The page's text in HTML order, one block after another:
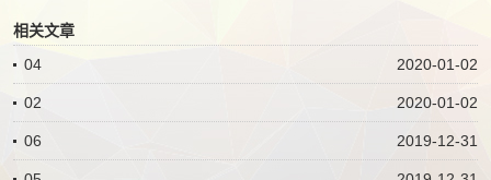
相关文章
2020-01-02
04
2020-01-02
02
2019-12-31
06